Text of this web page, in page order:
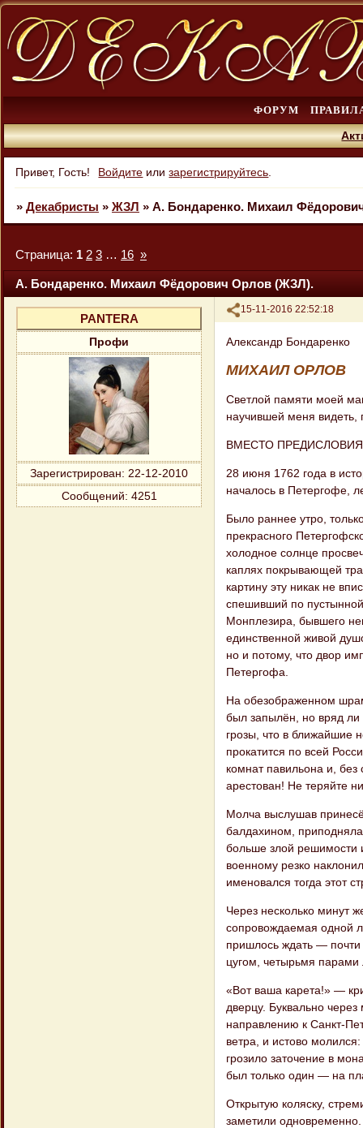
ФОРУМ
Привет, Гость! Войдите илизарегистрируйтесь
» Декабристы » ЖЗЛ » А. Бондаренко. Михаил
А. Бондаренко. Михаил Фёдорович Орлов (ЖЗЛ).
Страница: 1 2 3 … 16 »
Поделиться
15-11-2016 22:52:18
PANTERA
Профи
Зарегистрирован: 22-12-2010
Сообщений: 4251
Александр Бондаренко
МИХАИЛ ОРЛОВ
Светлой памяти моей
научившей меня видеть,
ВМЕСТО ПРЕДИСЛОВИЯ
28 июня 1762 года в
началось в Петергофе,
Было раннее утро,
прекрасного
холодное солнце
каплях покрывающей
картину эту никак не
спешивший по
Монплезира, бывшего
единственной живой
но и потому, что двор
Петергофа.
На обезображенном
был запылён, но вряд ли
грозы, что в ближайшие
прокатится по всей
комнат павильона и, без
арестован! Не теряйте
Молча выслушав
балдахином,
больше злой решимости
военному резко
именовался тогда этот
Через несколько минут
сопровождаемая одной
пришлось ждать — почти
цугом, четырьмя
«Вот ваша карета!» —
дверцу. Буквально
направлению к Санкт-
ветра, и истово
грозило заточение в
был только один — на
Открытую коляску,
заметили